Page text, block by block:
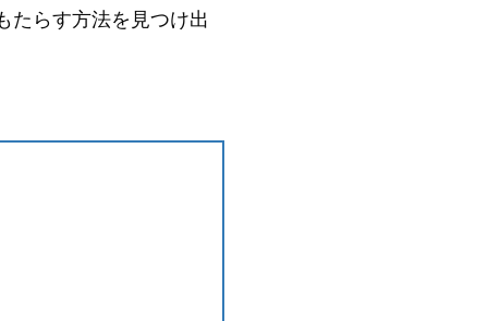
たらす方法を見つけ出